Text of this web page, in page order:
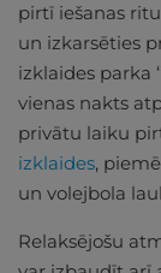
pirtī iešanas
un izkarsēties
izklaides parka
vienas nakts
privātu laiku
izklaides,
un volejbola
Relaksējošu